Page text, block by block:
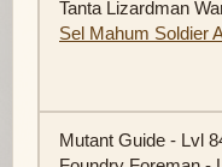
Tanta Lizardman
Sel Mahum Soldier A
Mutant Guide - Lvl